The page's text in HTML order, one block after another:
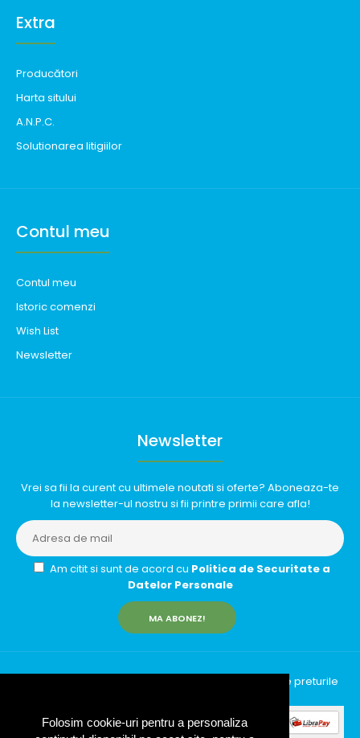
Folosim cookie-uri pentru a personaliza
Extra
Producători
Harta sitului
A.N.P.C.
Solutionarea litigiilor
Contul meu
Contul meu
Istoric comenzi
Wish List
Newsletter
Newsletter
Vrei sa fii la curent cu ultimele noutati si oferte? Aboneaza-te
la newsletter-ul nostru si fii printre primii care afla!
Am citit si sunt de acord cu Politica de Securitate a
Datelor Personale
MA ABONEZ!
InfinityRun © 2026 Toate drepturile rezervate | Toate preturile